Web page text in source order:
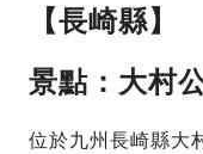
【長崎縣】
景點：大村
位於九州長崎縣大